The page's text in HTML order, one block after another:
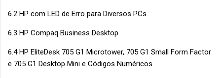
6.2 HP com LED de Erro para Diversos PCs
6.3 HP Compaq Business Desktop
6.4 HP EliteDesk 705 G1 Microtower, 705 G1 Small Form Factor
e 705 G1 Desktop Mini e Códigos Numéricos